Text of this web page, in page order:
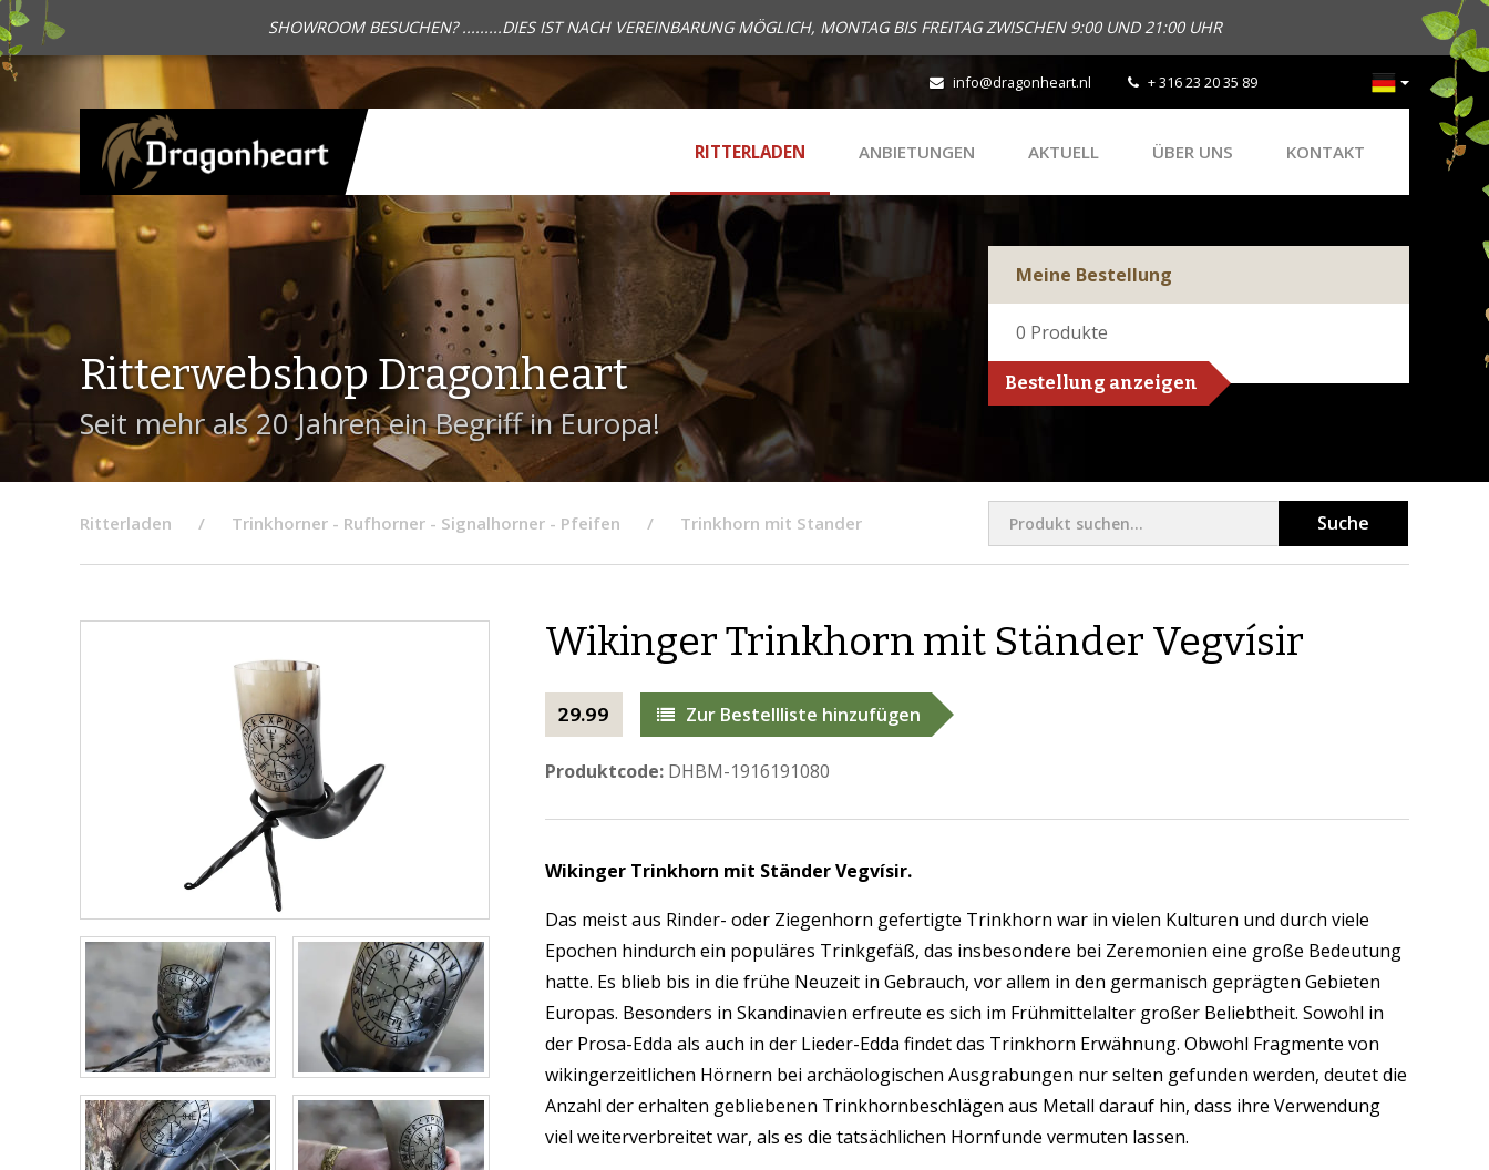
SHOWROOM BESUCHEN? .........DIES IST NACH VEREINBARUNG MÖGLICH, MONTAG BIS FREITAG ZWISCHEN 9:00 UND 21:00 UHR
info@dragonheart.nl + 316 23 20 35 89
RITTERLADEN ANBIETUNGEN AKTUELL ÜBER UNS KONTAKT
Ritterwebshop Dragonheart
Seit mehr als 20 Jahren ein Begriff in Europa!
Meine Bestellung
0 Produkte
Bestellung anzeigen
Ritterladen Trinkhorner - Rufhorner - Signalhorner - Pfeifen Trinkhorn mit Stander Suche
​Wikinger Trinkhorn mit Ständer Vegvísir
29.99 Zur Bestellliste hinzufügen
Produktcode:DHBM-1916191080
Wikinger Trinkhorn mit StänderVegvísir.
Das meist aus Rinder- oder Ziegenhorn gefertigte Trinkhorn war in vielen Kulturen und durch viele
Epochen hindurch ein populäres Trinkgefäß, das insbesondere bei Zeremonien eine große Bedeutung
hatte. Es blieb bis in die frühe Neuzeit in Gebrauch, vor allem in den germanisch geprägten Gebieten
Europas. Besonders in Skandinavien erfreute es sich im Frühmittelalter großer Beliebtheit. Sowohl in
der Prosa-Edda als auch in der Lieder-Edda findet das Trinkhorn Erwähnung. Obwohl Fragmente von
wikingerzeitlichen Hörnern bei archäologischen Ausgrabungen nur selten gefunden werden, deutet die
Anzahl der erhalten gebliebenen Trinkhornbeschlägen aus Metall darauf hin, dass ihre Verwendung
viel weiterverbreitet war, als es die tatsächlichen Hornfunde vermuten lassen.